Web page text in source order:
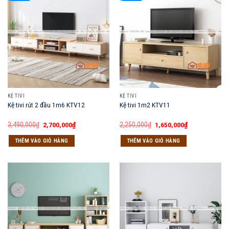
KỆ TIVI
Kệ tivi rút 2 đầu 1m6 KTV12
3,490,000₫ Giá
gốc
là:
3,490,000₫.
2,700,000₫Giá
hiện
THÊM VÀO GIỎ HÀNG
KỆ TIVI
Kệ tivi 1m2 KTV11
2,250,000₫ Giá
gốc
là:
2,250,000₫.
1,650,000₫Giá
hiện
THÊM VÀO GIỎ HÀNG